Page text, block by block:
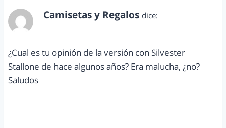
Camisetas y Regalos dice:
¿Cual es tu opinión de la versión con Silvester
Stallone de hace algunos años? Era malucha, ¿no?
Saludos